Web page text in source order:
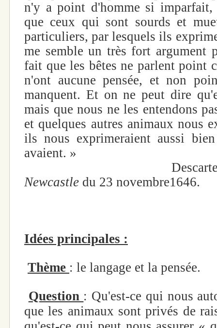
n'y a point d'homme si
que ceux qui sont sourds et
particuliers, par lesquels ils
me semble un très fort argument
fait que les bêtes ne parlent point
n'ont aucune pensée, et non
manquent. Et on ne peut dire
mais que nous ne les entendons
et quelques autres animaux nous
ils nous exprimeraient aussi
avaient. »
Newcastle du 23 novembre1646.
Idées principales :
Thème : le langage et la pensée.
Question : Qu'est-ce qui nous
que les animaux sont privés de